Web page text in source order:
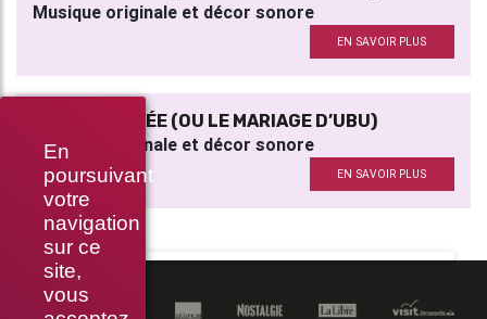
En
poursuivant
votre
navigation
sur ce
site,
vous
Musique originale et décor sonore
EN SAVOIR PLUS
UBU À L’ÉLYSÉE (OU LE MARIAGE D’UBU)
Musique originale et décor sonore
EN SAVOIR PLUS